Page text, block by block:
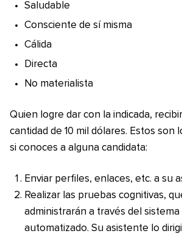
Saludable
Consciente de sí misma
Cálida
Directa
No materialista
Quien logre dar con la indicada,
cantidad de 10 mil dólares. Estos son
si conoces a alguna candidata:
Enviar perfiles, enlaces, etc. a su
Realizar las pruebas cognitivas,
administrarán a través del
automatizado. Su asistente lo